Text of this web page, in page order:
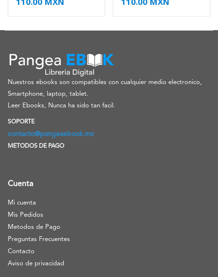
Nuestros ebooks son compatibles con cualquier medio electronico,
Smartphone, laptop, tablet.
Leer Ebooks, Nunca ha sido tan facil.
SOPORTE
contacto@pangeaebook.mx
METODOS DE PAGO
Cuenta
Mi cuenta
Mis Pedidos
Metodos de Pago
Preguntas Frecuentes
Contacto
Aviso de privacidad